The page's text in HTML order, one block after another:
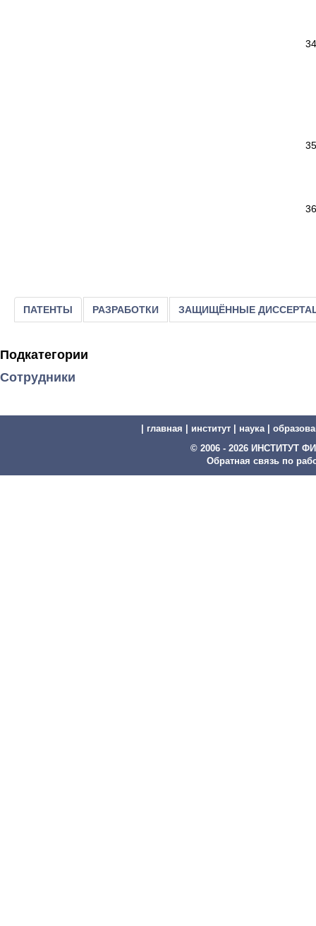
ПАТЕНТЫ РАЗРАБОТКИ ЗАЩИЩЁННЫЕ
Подкатегории
Сотрудники
главная институт наука|
© 2006 - 2026 ИНСТИТУТ
Обратная связь по